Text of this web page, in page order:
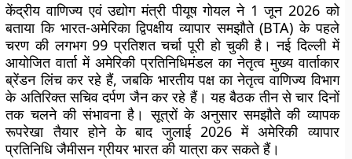
केंद्रीय वाणिज्य एवं उद्योग मंत्री पीयूष गोयल ने 1 जून 2026 को
बताया कि भारत-अमेरिका द्विपक्षीय व्यापार समझौते (BTA) के पहले
चरण की लगभग 99 प्रतिशत चर्चा पूरी हो चुकी है। नई दिल्ली में
आयोजित वार्ता में अमेरिकी प्रतिनिधिमंडल का नेतृत्व मुख्य वार्ताकार
ब्रेंडन लिंच कर रहे हैं, जबकि भारतीय पक्ष का नेतृत्व वाणिज्य विभाग
के अतिरिक्त सचिव दर्पण जैन कर रहे हैं। यह बैठक तीन से चार दिनों
तक चलने की संभावना है। सूत्रों के अनुसार समझौते की व्यापक
रूपरेखा तैयार होने के बाद जुलाई 2026 में अमेरिकी व्यापार
प्रतिनिधि जैमीसन ग्रीयर भारत की यात्रा कर सकते हैं।